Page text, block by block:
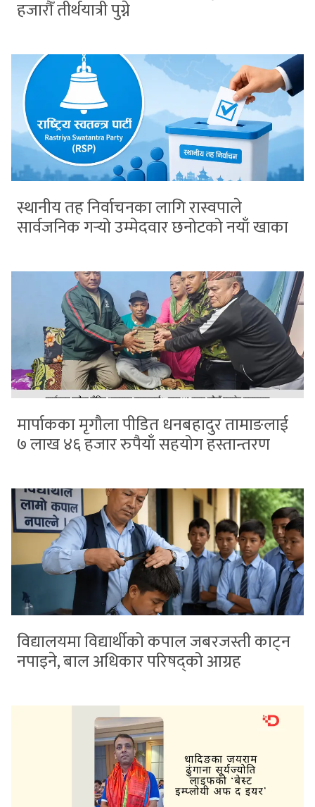
हजारौँ तीर्थयात्री पुग्ने
स्थानीय तह निर्वाचनका लागि रास्वपाले
सार्वजनिक गर्‍यो उम्मेदवार छनोटको नयाँ खाका
मार्पाकका मृगौला पीडित धनबहादुर तामाङलाई
७ लाख ४६ हजार रुपैयाँ सहयोग हस्तान्तरण
विद्यालयमा विद्यार्थीको कपाल जबरजस्ती काट्न
नपाइने, बाल अधिकार परिषद्को आग्रह